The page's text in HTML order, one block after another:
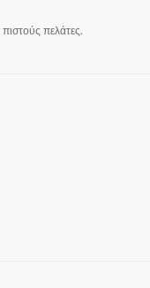
πελάτες.